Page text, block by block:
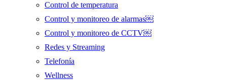
Control de temperatura
Control y monitoreo de alarmas￼
Control y monitoreo de CCTV￼
Redes y Streaming
Telefonía
Wellness